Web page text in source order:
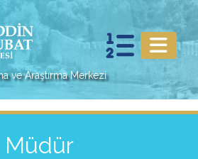
ve Araştırma Merkezi
Müdür